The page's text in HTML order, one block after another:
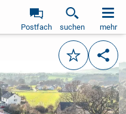
Postfach suchen mehr
Merken